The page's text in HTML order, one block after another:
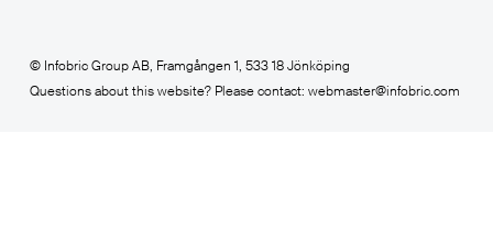
© Infobric Group AB, Framgången 1, 533 18 Jönköping
Questions about this website? Please contact: webmaster@infobric.com